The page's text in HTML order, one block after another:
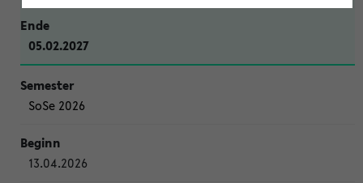
05.02.2027
SoSe 2026
13.04.2026